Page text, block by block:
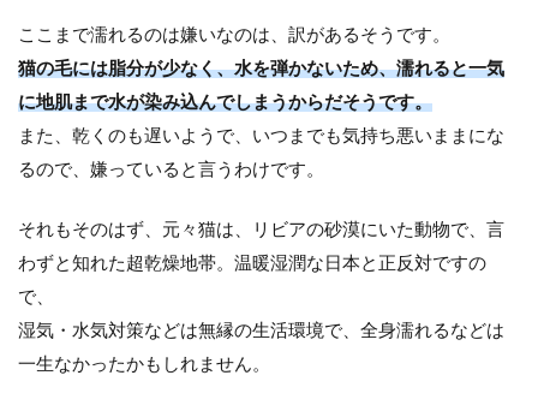
ここまで濡れるのは嫌いなのは、訳があるそうです。
猫の毛には脂分が少なく、水を弾かないため、濡れると一気
に地肌まで水が染み込んでしまうからだそうです。
また、乾くのも遅いようで、いつまでも気持ち悪いままにな
るので、嫌っていると言うわけです。
それもそのはず、元々猫は、リビアの砂漠にいた動物で、言
わずと知れた超乾燥地帯。温暖湿潤な日本と正反対ですの
で、
湿気・水気対策などは無縁の生活環境で、全身濡れるなどは
一生なかったかもしれません。